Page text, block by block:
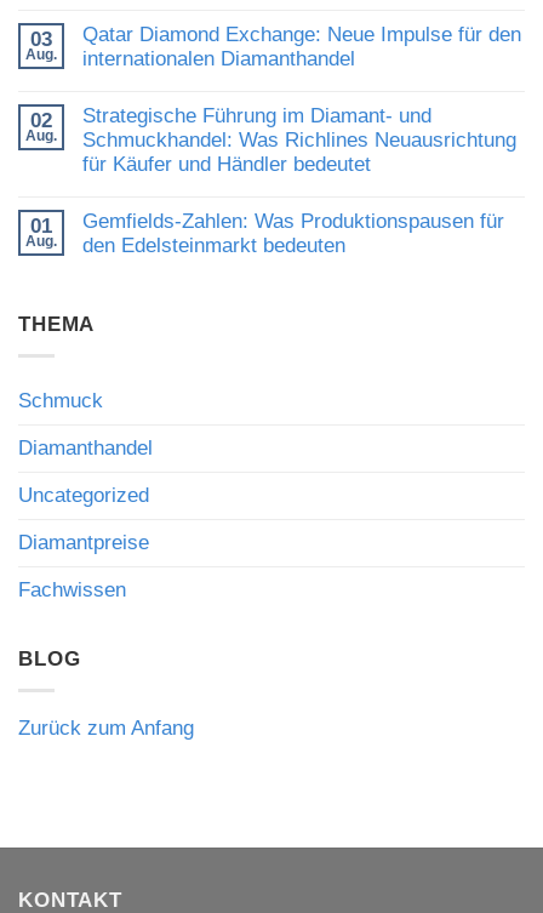
Rekordpreis:
Was
Auktionsergebnisse
Wert
hochwertiger
Edelsteine
verraten
zu
Diamantmarkt
Risiken
und
die
Bedeutung
fachkundiger
03
Aug.
Qatar Diamond Exchange: Neue Impulse für den
internationalen Diamanthandel
zu
Qatar
Exchange:
für
den
internationalen
02
Aug.
Strategische Führung im Diamant- und
Schmuckhandel: Was Richlines Neuausrichtung
für Käufer und Händler bedeutet
zu
Strategische
Schmuckhandel:
für
Käufer
Händler
01
Aug.
Gemfields-Zahlen: Was Produktionspausen für
den Edelsteinmarkt bedeuten
Gemfields-
für
den
bedeuten
THEMA
Schmuck
Diamanthandel
Uncategorized
Diamantpreise
Fachwissen
BLOG
Zurück zum Anfang
KONTAKT